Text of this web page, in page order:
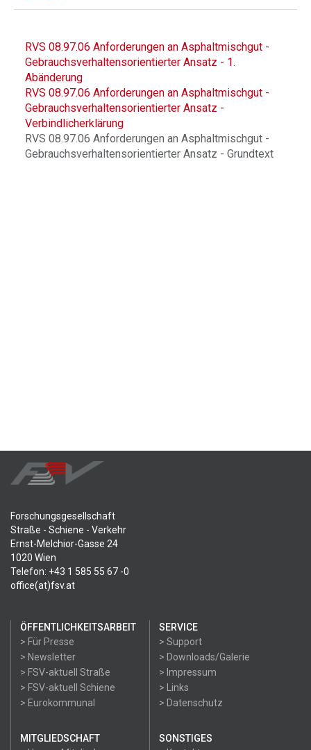
RVS 08.97.06 Anforderungen an Asphaltmischgut -
Gebrauchsverhaltensorientierter Ansatz - 1.
Abänderung
RVS 08.97.06 Anforderungen an Asphaltmischgut -
Gebrauchsverhaltensorientierter Ansatz -
Verbindlicherklärung
RVS 08.97.06 Anforderungen an Asphaltmischgut -
Gebrauchsverhaltensorientierter Ansatz - Grundtext
Forschungsgesellschaft
Straße - Schiene - Verkehr
Ernst-Melchior-Gasse 24
1020 Wien
Telefon: +43 1 585 55 67 -0
office(at)fsv.at
ÖFFENTLICHKEITSARBEIT
> Für Presse
> Newsletter
> FSV-aktuell Straße
> FSV-aktuell Schiene
> Eurokommunal
SERVICE
> Support
> Downloads/Galerie
> Impressum
> Links
> Datenschutz
MITGLIEDSCHAFT
SONSTIGES